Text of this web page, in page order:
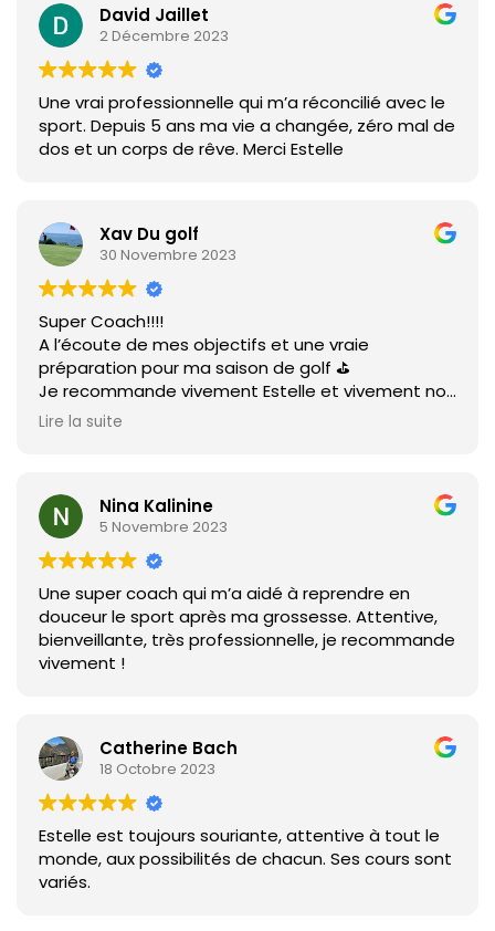
David Jaillet
2 Décembre 2023
Une vrai professionnelle qui m’a réconcilié avec le
sport. Depuis 5 ans ma vie a changée, zéro mal de
dos et un corps de rêve. Merci Estelle
Xav Du golf
30 Novembre 2023
Super Coach!!!!
A l’écoute de mes objectifs et une vraie
préparation pour ma saison de golf ⛳️
Je recommande vivement Estelle et vivement nos
prochaines séances 🏋🏼‍♀️
Lire la suite
Nina Kalinine
5 Novembre 2023
Une super coach qui m’a aidé à reprendre en
douceur le sport après ma grossesse. Attentive,
bienveillante, très professionnelle, je recommande
vivement !
Catherine Bach
18 Octobre 2023
Estelle est toujours souriante, attentive à tout le
monde, aux possibilités de chacun. Ses cours sont
variés.